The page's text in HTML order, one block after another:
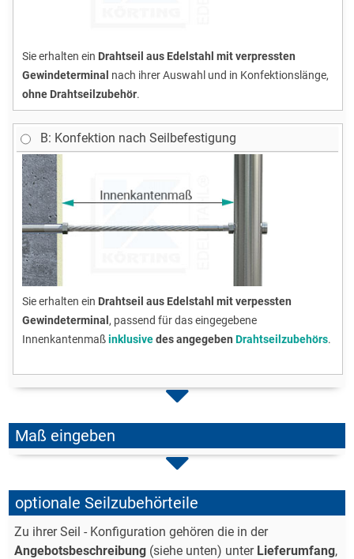
Sie erhalten ein Drahtseil aus Edelstahl mit verpressten
Gewindeterminal nach ihrer Auswahl und in Konfektionslänge,
ohne Drahtseilzubehör.
B: Konfektion nach Seilbefestigung
Sie erhalten ein Drahtseil aus Edelstahl mit verpessten
Gewindeterminal, passend für das eingegebene
Innenkantenmaßinklusivedes angegebenDrahtseilzubehörs.
Maß eingeben
optionale Seilzubehörteile
Zu ihrer Seil - Konfiguration gehören die in der
Angebotsbeschreibung (siehe unten) unter Lieferumfang,